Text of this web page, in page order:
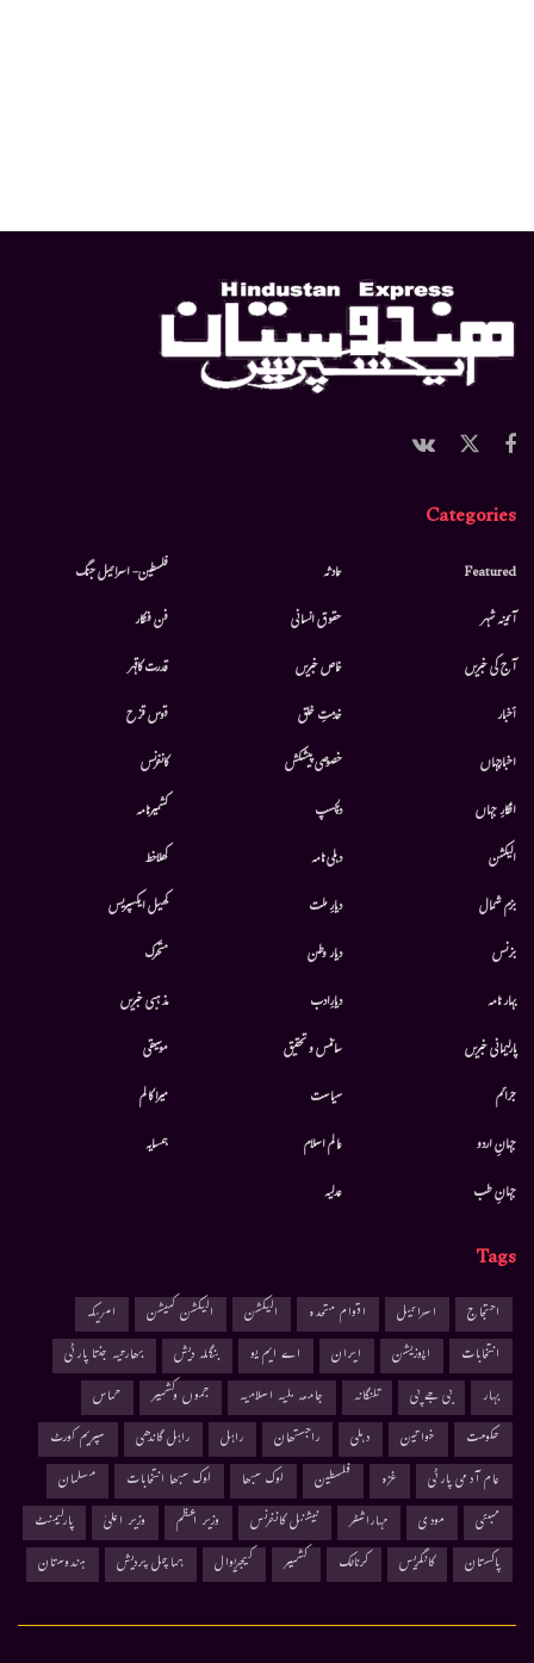
Categories
Featured
آئینہ شہر
آج کی خبریں
أخبار
اخبارجہاں
افکارِ جہاں
الیکشن
بزم شمال
بزنس
بہار نامہ
پارلیمانی خبریں
جرائم
جہانِ اردو
جہانِ طب
حادثہ
حقوق انسانی
خاص خبریں
خدمتِ خلق
خصوصی پیشکش
دلچسپ
دہلی نامہ
دیارِ ملت
دیار وطن
دیارِادب
سائنس و تحقیق
سیاست
عالم اسلام
عدلیہ
فلسطین- اسرائیل جنگ
فن فنکار
قدرت کاقہر
قوس قزح
کانفرنس
کشمیرنامہ
کھلاخط
کھیل ایکسپریس
متحرك
مذہبی خبریں
موسيقى
میرا کالم
ہمسایہ
Tags
احتجاج اسرائیل اقوام متحدہ الیکشن الیکشن کمیشن
امریکہ
انتخابات
اپوزیشن ایران اے ایم یو بنگلہ دیش
بھارتیہ جنتا پارٹی
بہار
بی جے پی تلنگانہ جامعہ ملیہ اسلامیہ جموں وکشمیر
حماس
حکومت
خواتین دہلی راجستھان راہل راہل گاندھی
سپریم کورٹ
عام آدمی پارٹی
غزہ فلسطین لوک سبھا لوک سبھا انتخابات
مسلمان
ممبئی
مودی مہاراشٹر نیشنل کانفرنس وزیر اعظم وزیر اعلیٰ
پارلیمنٹ
پاکستان
کانگریس کرناٹک کشمیر کیجریوال ہماچل پردیش ہندوستان